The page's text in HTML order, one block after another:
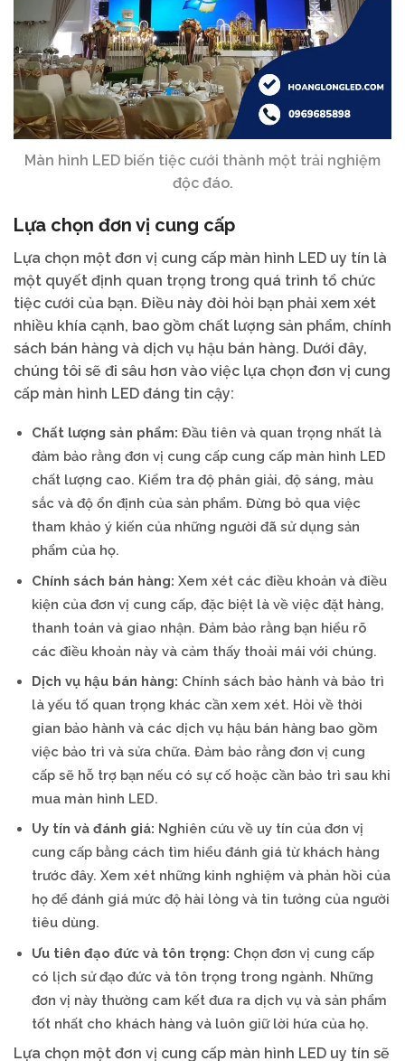
Màn hình LED biến tiệc cưới thành một trải nghiệm
độc đáo.
Lựa chọn đơn vị cung cấp
Lựa chọn một đơn vị cung cấp màn hình LED uy tín là
một quyết định quan trọng trong quá trình tổ chức
tiệc cưới của bạn. Điều này đòi hỏi bạn phải xem xét
nhiều khía cạnh, bao gồm chất lượng sản phẩm, chính
sách bán hàng và dịch vụ hậu bán hàng. Dưới đây,
chúng tôi sẽ đi sâu hơn vào việc lựa chọn đơn vị cung
cấp màn hình LED đáng tin cậy:
Chất lượng sản phẩm: Đầu tiên và quan trọng nhất là
đảm bảo rằng đơn vị cung cấp cung cấp màn hình LED
chất lượng cao. Kiểm tra độ phân giải, độ sáng, màu
sắc và độ ổn định của sản phẩm. Đừng bỏ qua việc
tham khảo ý kiến của những người đã sử dụng sản
phẩm của họ.
Chính sách bán hàng: Xem xét các điều khoản và điều
kiện của đơn vị cung cấp, đặc biệt là về việc đặt hàng,
thanh toán và giao nhận. Đảm bảo rằng bạn hiểu rõ
các điều khoản này và cảm thấy thoải mái với chúng.
Dịch vụ hậu bán hàng: Chính sách bảo hành và bảo trì
là yếu tố quan trọng khác cần xem xét. Hỏi về thời
gian bảo hành và các dịch vụ hậu bán hàng bao gồm
việc bảo trì và sửa chữa. Đảm bảo rằng đơn vị cung
cấp sẽ hỗ trợ bạn nếu có sự cố hoặc cần bảo trì sau khi
mua màn hình LED.
Uy tín và đánh giá: Nghiên cứu về uy tín của đơn vị
cung cấp bằng cách tìm hiểu đánh giá từ khách hàng
trước đây. Xem xét những kinh nghiệm và phản hồi của
họ để đánh giá mức độ hài lòng và tin tưởng của người
tiêu dùng.
Ưu tiên đạo đức và tôn trọng: Chọn đơn vị cung cấp
có lịch sử đạo đức và tôn trọng trong ngành. Những
đơn vị này thường cam kết đưa ra dịch vụ và sản phẩm
tốt nhất cho khách hàng và luôn giữ lời hứa của họ.
Lựa chọn một đơn vị cung cấp màn hình LED uy tín sẽ